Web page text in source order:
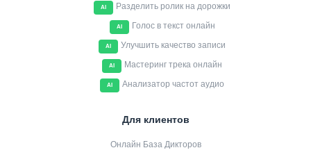
AI Разделить ролик на дорожки
AI Голос в текст онлайн
AI Улучшить качество записи
AI Мастеринг трека онлайн
AI Анализатор частот аудио
Для клиентов
Онлайн База Дикторов